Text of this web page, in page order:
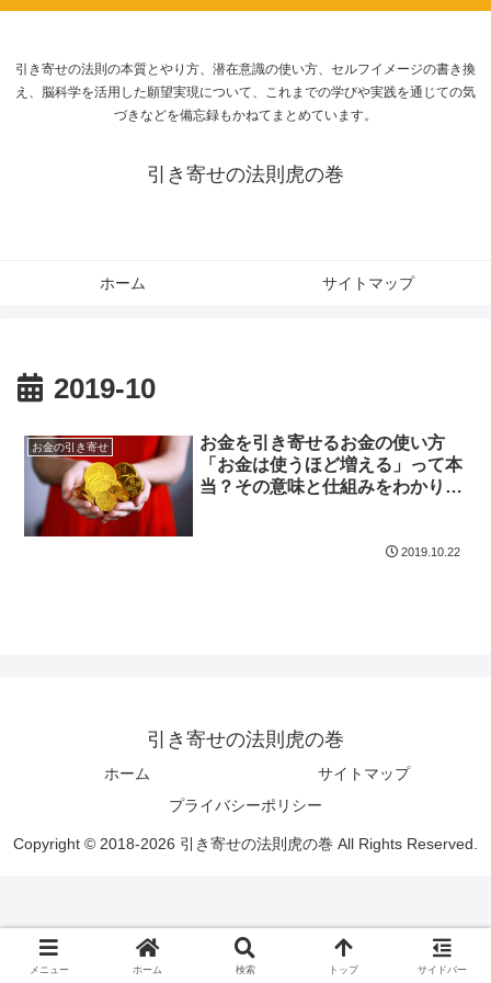
引き寄せの法則の本質とやり方、潜在意識の使い方、セルフイメージの書き換
え、脳科学を活用した願望実現について、これまでの学びや実践を通じての気
づきなどを備忘録もかねてまとめています。
引き寄せの法則虎の巻
ホーム サイトマップ
2019-10
お金の引き寄せ
お金を引き寄せるお金の使い方
「お金は使うほど増える」って本
当？その意味と仕組みをわかりや
2019.10.22
引き寄せの法則虎の巻
ホーム
サイトマップ
プライバシーポリシー
Copyright © 2018-2026 引き寄せの法則虎の巻 All Rights Reserved.
メニュー ホーム 検索 トップ サイドバー